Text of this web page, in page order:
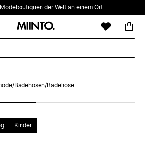
der Welt an einem Ort
/Badehosen/Badehose
Kinder